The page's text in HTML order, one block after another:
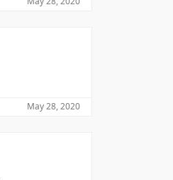
May 28, 2020